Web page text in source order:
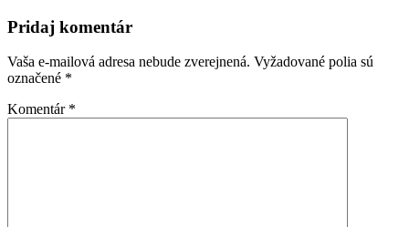
Pridaj komentár
Vaša e-mailová adresa nebude zverejnená. Vyžadované polia sú
označené *
Komentár *